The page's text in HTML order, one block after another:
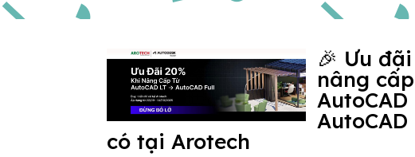
🎉 Ưu
nâng
AutoCAD
AutoCAD
có tại Arotech